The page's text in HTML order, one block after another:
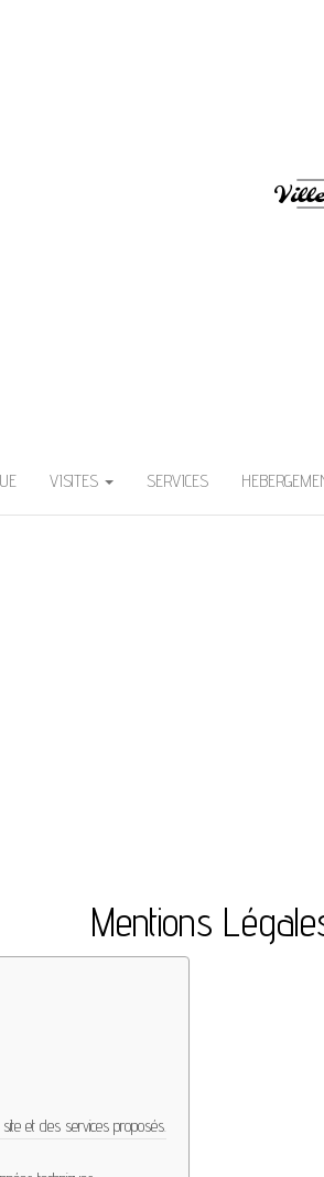
VISITES SERVICES
Mentions
site et des services proposés.